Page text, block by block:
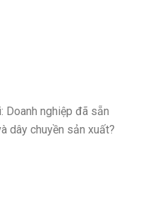
Doanh nghiệp đã sẵn
dây chuyền sản xuất?